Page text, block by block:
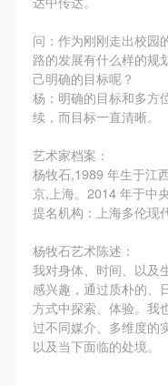
问：作为刚刚走出校园
路的发展有什么样的规
己明确的目标呢？
杨：明确的目标和多方
续，而目标一直清晰。
艺术家档案：
杨牧石,1989 年生于江
京,上海。2014 年于中
提名机构：上海多伦现
杨牧石艺术陈述：
我对身体、时间、以及
感兴趣，通过质朴的、
方式中探索、体验。我
过不同媒介、多维度的
以及当下面临的处境。
三、肖像权使用期限
永久使用。
四、许可使用费用
带有甲方肖像作品的
乙方于拍摄完带有甲
费用。
附则
本协议的补充协议，
（2）、本协议自甲
起生效。
（3）、本协议包括
份，甲乙双方各执一
三、肖像权使用期限
永久使用。
四、许可使用费用
带有甲方肖像作品的
乙方于拍摄完带有甲
费用。
附则
本协议的补充协议，
（2）、本协议自甲
起生效。
（3）、本协议包括
份，甲乙双方各执一
三、肖像权使用期限
永久使用。
四、许可使用费用
带有甲方肖像作品的
乙方于拍摄完带有甲
费用。
附则
本协议的补充协议，
（2）、本协议自甲
起生效。
（3）、本协议包括
份，甲乙双方各执一